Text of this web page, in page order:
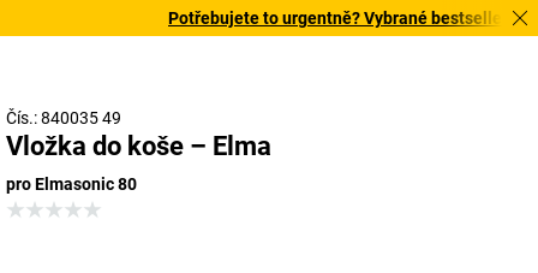
Potřebujete to urgentně? Vybrané bestsellery
Čís.: 840035 49
Vložka do koše – Elma
pro Elmasonic 80